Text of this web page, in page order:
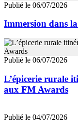
Publié le 06/07/2026
Immersion dans
Publié le 06/07/2026
L’épicerie rurale
aux FM Awards
Publié le 04/07/2026